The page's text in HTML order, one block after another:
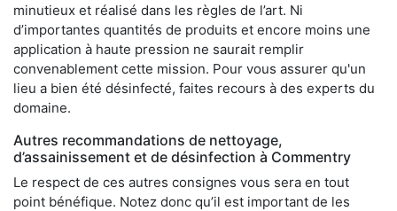
minutieux et réalisé dans les règles de l’art. Ni
d’importantes quantités de produits et encore moins une
application à haute pression ne saurait remplir
convenablement cette mission. Pour vous assurer qu'un
lieu a bien été désinfecté, faites recours à des experts du
domaine.
Autres recommandations de nettoyage,
d’assainissement et de désinfection à Commentry
Le respect de ces autres consignes vous sera en tout
point bénéfique. Notez donc qu’il est important de les